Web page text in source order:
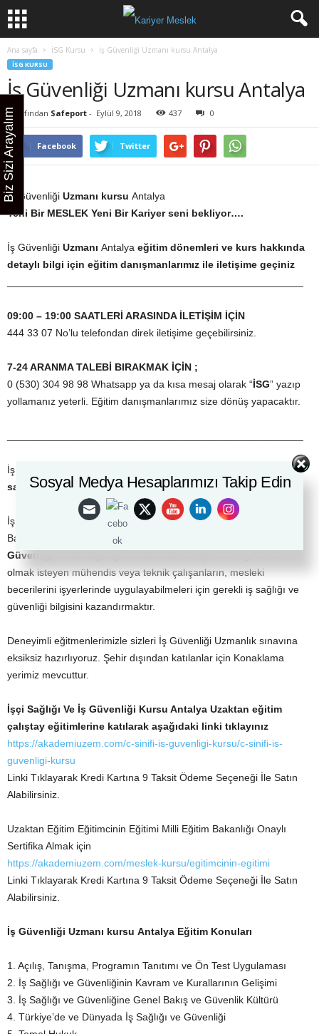
Ana sayfa İSG Kursu İş Güvenliği Uzmanı kursu Antalya
İSG KURSU
İş Güvenliği Uzmanı kursu Antalya
Tarafından Safeport - Eylül 9, 2018 437 0
Facebook Twitter
İş Güvenliği Uzmanı kursu Antalya
Yeni Bir MESLEK Yeni Bir Kariyer seni bekliyor….
İş Güvenliği Uzmanı Antalya eğitim dönemleri ve kurs hakkında
detaylı bilgi için eğitim danışmanlarımız ile iletişime geçiniz
09:00 – 19:00 SAATLERİ ARASINDA İLETİŞİM İÇİN
444 33 07 No’lu telefondan direk iletişime geçebilirsiniz.
7-24 ARANMA TALEBİ BIRAKMAK İÇİN ;
0 (530) 304 98 98 Whatsapp ya da kısa mesaj olarak “İSG” yazıp
yollamanız yeterli. Eğitim danışmanlarımız size dönüş yapacaktır.
İş Güvenliği
sertifika sayesinde meslek
sahibi olacaksınız.
İş Güvenliği Uzmanı kursu
Antalya Türkiye’nin Çalışma
Bakanlığınca Yetkilendirilmiş Güvenliği Eğitim Merkeziyiz.
Güvenliği Uzmanlığı Eğitimininin
olmak isteyen mühendis veya teknik çalışanların, mesleki
becerilerini işyerlerinde uygulayabilmeleri için gerekli iş sağlığı ve
güvenliği bilgisini kazandırmaktır.
Deneyimli eğitmenlerimizle sizleri İş Güvenliği Uzmanlık sınavına
eksiksiz hazırlıyoruz. Şehir dışından katılanlar için Konaklama
yerimiz mevcuttur.
İşçi Sağlığı Ve İş Güvenliği Kursu Antalya Uzaktan eğitim
çalıştay eğitimlerine katılarak aşağıdaki linki tıklayınız
https://akademiuzem.com/c-sinifi-is-guvenligi-kursu/c-sinifi-is-
guvenligi-kursu
Linki Tıklayarak Kredi Kartına 9 Taksit Ödeme Seçeneği İle Satın
Alabilirsiniz.
Uzaktan Eğitim Eğitimcinin Eğitimi Milli Eğitim Bakanlığı Onaylı
Sertifika Almak için
https://akademiuzem.com/meslek-kursu/egitimcinin-egitimi
Linki Tıklayarak Kredi Kartına 9 Taksit Ödeme Seçeneği İle Satın
Alabilirsiniz.
İş Güvenliği Uzmanı kursu Antalya Eğitim Konuları
1. Açılış, Tanışma, Programın Tanıtımı ve Ön Test Uygulaması
2. İş Sağlığı ve Güvenliğinin Kavram ve Kurallarının Gelişimi
3. İş Sağlığı ve Güvenliğine Genel Bakış ve Güvenlik Kültürü
4. Türkiye’de ve Dünyada İş Sağlığı ve Güvenliği
Sosyal Medya Hesaplarımızı Takip Edin
Biz Sizi Arayalım